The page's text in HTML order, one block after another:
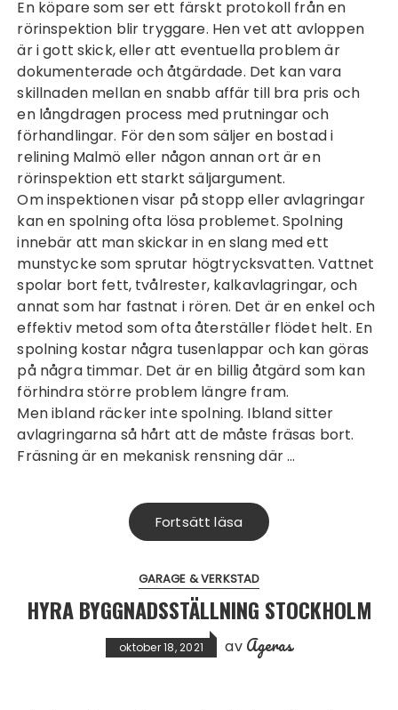
En köpare som ser ett färskt protokoll från en
rörinspektion blir tryggare. Hen vet att avloppen
är i gott skick, eller att eventuella problem är
dokumenterade och åtgärdade. Det kan vara
skillnaden mellan en snabb affär till bra pris och
en långdragen process med prutningar och
förhandlingar. För den som säljer en bostad i
relining Malmö eller någon annan ort är en
rörinspektion ett starkt säljargument.
Om inspektionen visar på stopp eller avlagringar
kan en spolning ofta lösa problemet. Spolning
innebär att man skickar in en slang med ett
munstycke som sprutar högtrycksvatten. Vattnet
spolar bort fett, tvålrester, kalkavlagringar, och
annat som har fastnat i rören. Det är en enkel och
effektiv metod som ofta återställer flödet helt. En
spolning kostar några tusenlappar och kan göras
på några timmar. Det är en billig åtgärd som kan
förhindra större problem längre fram.
Men ibland räcker inte spolning. Ibland sitter
avlagringarna så hårt att de måste fräsas bort.
Fräsning är en mekanisk rensning där …
Fortsätt läsa
GARAGE & VERKSTAD
HYRA BYGGNADSSTÄLLNING STOCKHOLM
oktober 18, 2021 av Ageras